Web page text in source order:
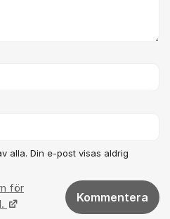
alla. Din e-post visas aldrig
för
Kommentera